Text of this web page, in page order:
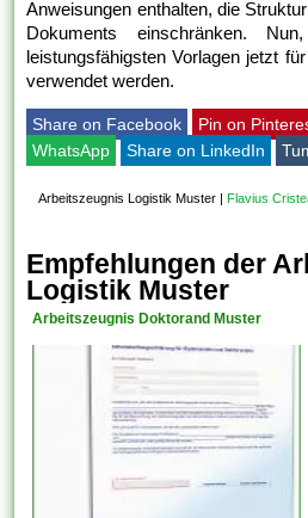
Anweisungen enthalten, die
Dokuments einschränken.
leistungsfähigsten Vorlagen jetzt
verwendet werden.
Share on Facebook Pin on
WhatsApp
Share on LinkedIn
Arbeitszeugnis Logistik Muster | Flavius
Empfehlungen der
Logistik Muster
Arbeitszeugnis Doktorand Muster